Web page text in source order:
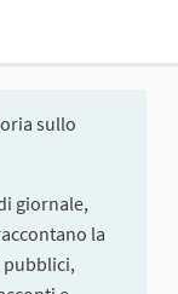
sullo
giornale,
la
pubblici,